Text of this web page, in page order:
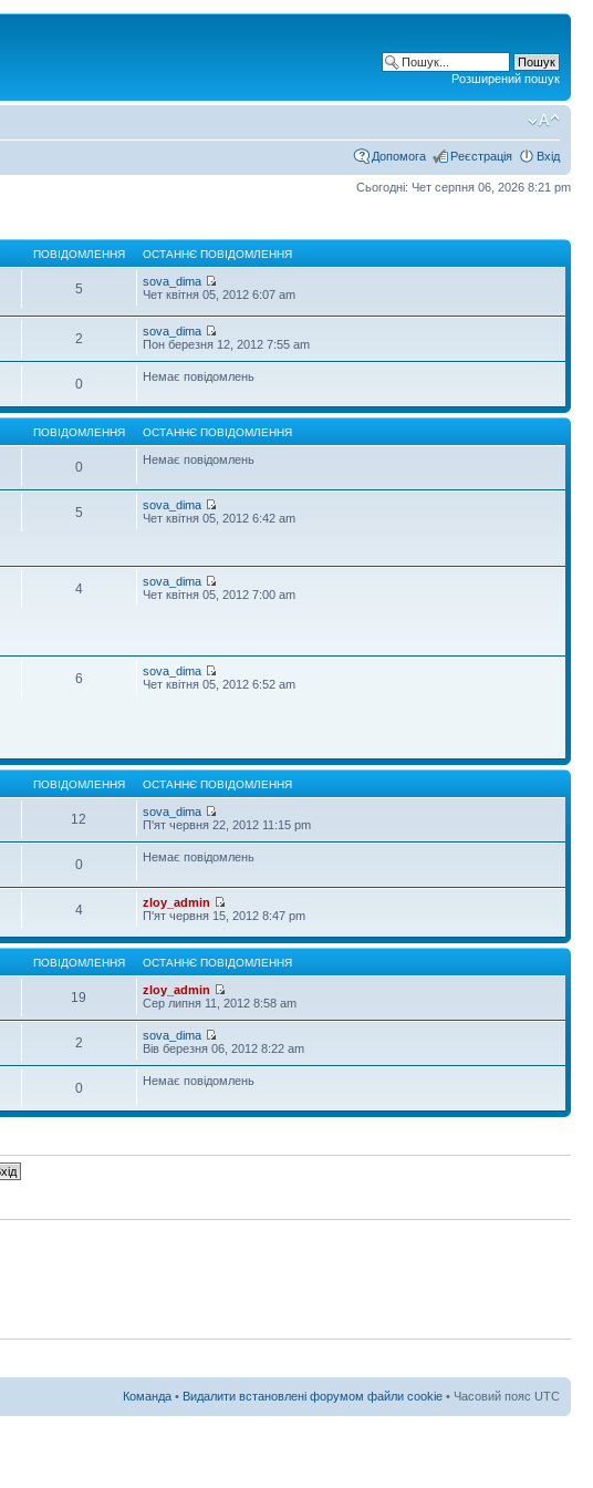
Розширений пошук
Допомога Реєстрація Вхід
Сьогодні: Чет серпня 06, 2026 8:21 pm
ПОВІДОМЛЕННЯ ОСТАННЄ ПОВІДОМЛЕННЯ
5
sova_dima
Чет квітня 05, 2012 6:07 am
2
sova_dima
Пон березня 12, 2012 7:55 am
0 Немає повідомлень
ПОВІДОМЛЕННЯ ОСТАННЄ ПОВІДОМЛЕННЯ
0 Немає повідомлень
5
sova_dima
Чет квітня 05, 2012 6:42 am
4
sova_dima
Чет квітня 05, 2012 7:00 am
6
sova_dima
Чет квітня 05, 2012 6:52 am
ПОВІДОМЛЕННЯ ОСТАННЄ ПОВІДОМЛЕННЯ
12
sova_dima
П'ят червня 22, 2012 11:15 pm
0 Немає повідомлень
4
zloy_admin
П'ят червня 15, 2012 8:47 pm
ПОВІДОМЛЕННЯ ОСТАННЄ ПОВІДОМЛЕННЯ
19
zloy_admin
Сер липня 11, 2012 8:58 am
2
sova_dima
Вів березня 06, 2012 8:22 am
0 Немає повідомлень
Команда • Видалити встановлені форумом файли cookie • Часовий пояс UTC